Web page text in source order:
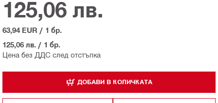
Цена без ДДС след отстъпка
125,06 лв.
63,94 EUR / 1 бр.
125,06 лв. / 1 бр.
ДОБАВИ В КОЛИЧКАТА